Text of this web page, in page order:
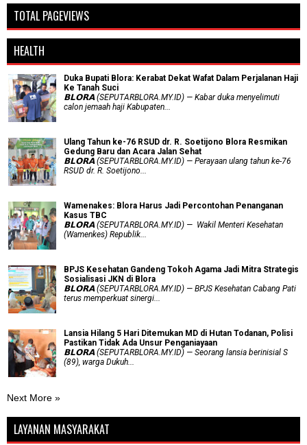
TOTAL PAGEVIEWS
HEALTH
Duka Bupati Blora: Kerabat Dekat Wafat Dalam Perjalanan Haji
Ke Tanah Suci
𝗕𝗟𝗢𝗥𝗔 (SEPUTARBLORA.MY.ID) — Kabar duka menyelimuti
calon jemaah haji Kabupaten...
Ulang Tahun ke-76 RSUD dr. R. Soetijono Blora Resmikan
Gedung Baru dan Acara Jalan Sehat
𝗕𝗟𝗢𝗥𝗔 (SEPUTARBLORA.MY.ID) — Perayaan ulang tahun ke-76
RSUD dr. R. Soetijono...
Wamenakes: Blora Harus Jadi Percontohan Penanganan
Kasus TBC
𝗕𝗟𝗢𝗥𝗔 (SEPUTARBLORA.MY.ID) — Wakil Menteri Kesehatan
(Wamenkes) Republik...
BPJS Kesehatan Gandeng Tokoh Agama Jadi Mitra Strategis
Sosialisasi JKN di Blora
𝗕𝗟𝗢𝗥𝗔 (SEPUTARBLORA.MY.ID) — BPJS Kesehatan Cabang Pati
terus memperkuat sinergi...
Lansia Hilang 5 Hari Ditemukan MD di Hutan Todanan, Polisi
Pastikan Tidak Ada Unsur Penganiayaan
𝗕𝗟𝗢𝗥𝗔 (SEPUTARBLORA.MY.ID) — Seorang lansia berinisial S
(89), warga Dukuh...
Next More »
LAYANAN MASYARAKAT